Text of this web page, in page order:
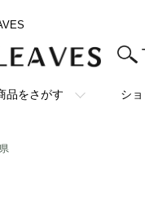
品をさがす シ